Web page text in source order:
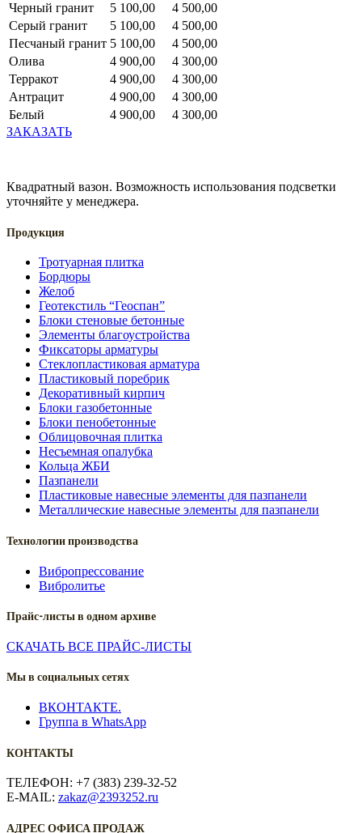
Черный гранит
5 100,00
4 500,00
Серый гранит
5 100,00
4 500,00
Песчаный гранит 5 100,00
4 500,00
Олива
4 900,00
4 300,00
Терракот
4 900,00
4 300,00
Антрацит
4 900,00
4 300,00
Белый
4 900,00
4 300,00
ЗАКАЗАТЬ
Квадратный вазон. Возможность использования подсветки
уточняйте у менеджера.
Продукция
Тротуарная плитка
Бордюры
Желоб
Геотекстиль “Геоспан”
Блоки стеновые бетонные
Элементы благоустройства
Фиксаторы арматуры
Стеклопластиковая арматура
Пластиковый поребрик
Декоративный кирпич
Блоки газобетонные
Блоки пенобетонные
Облицовочная плитка
Несъемная опалубка
Кольца ЖБИ
Пазпанели
Пластиковые навесные элементы для пазпанели
Металлические навесные элементы для пазпанели
Технологии производства
Вибропрессование
Вибролитье
Прайс-листы в одном архиве
СКАЧАТЬ ВСЕ ПРАЙС-ЛИСТЫ
Мы в социальных сетях
ВКОНТАКТЕ.
Группа в WhatsApp
КОНТАКТЫ
ТЕЛЕФОН: +7 (383) 239-32-52
E-MAIL: zakaz@2393252.ru
АДРЕС ОФИСА ПРОДАЖ